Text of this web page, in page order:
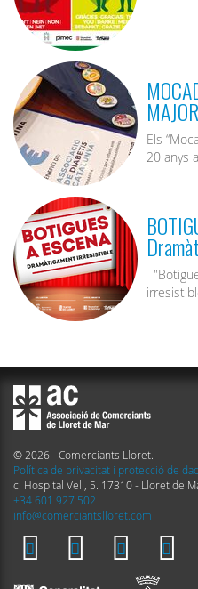
Els
20 anys
© 2026 - Comerciants Lloret.
Política de privacitat i protecció de
c. Hospital Vell, 5. 17310 - Lloret de
+34 601 927 502
info@comerciantslloret.com